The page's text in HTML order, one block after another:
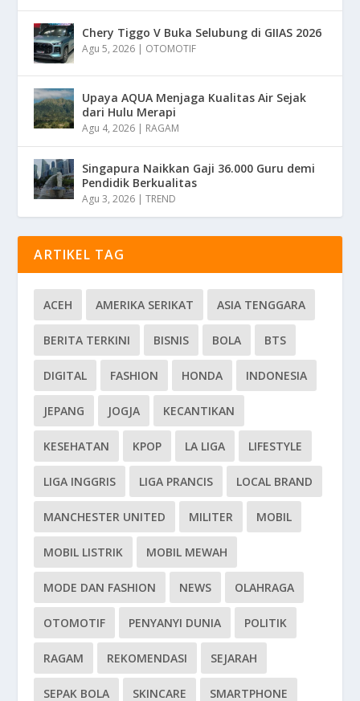
Chery Tiggo V Buka Selubung di GIIAS 2026
Agu 5, 2026 | OTOMOTIF
Upaya AQUA Menjaga Kualitas Air Sejak
dari Hulu Merapi
Agu 4, 2026 | RAGAM
Singapura Naikkan Gaji 36.000 Guru demi
Pendidik Berkualitas
Agu 3, 2026 |TREND
ARTIKEL TAG
ACEH AMERIKA SERIKAT ASIA TENGGARA
BERITA TERKINI BISNIS BOLA BTS
DIGITAL FASHION HONDA INDONESIA
JEPANG JOGJA KECANTIKAN
KESEHATAN KPOP LA LIGA LIFESTYLE
LIGA INGGRIS LIGA PRANCIS LOCAL BRAND
MANCHESTER UNITED MILITER MOBIL
MOBIL LISTRIK MOBIL MEWAH
MODE DAN FASHION NEWS OLAHRAGA
OTOMOTIF PENYANYI DUNIA POLITIK
RAGAM REKOMENDASI SEJARAH
SEPAK BOLA SKINCARE SMARTPHONE